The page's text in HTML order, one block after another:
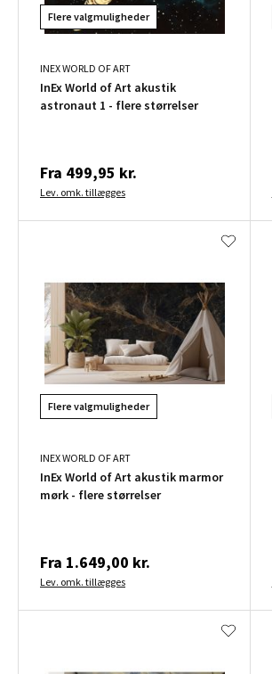
Flere valgmuligheder
INEX WORLD OF ART
InEx World of Art akustik
astronaut 1 - flere størrelser
Fra 499,95 kr.
Lev. omk. tillægges
Flere valgmuligheder
INEX WORLD OF ART
InEx World of Art akustik marmor
mørk - flere størrelser
Fra 1.649,00 kr.
Lev. omk. tillægges